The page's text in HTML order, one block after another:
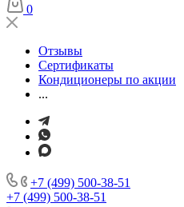
0
Отзывы
Сертификаты
Кондиционеры по акции
...
+7 (499) 500-38-51
+7 (499) 500-38-51